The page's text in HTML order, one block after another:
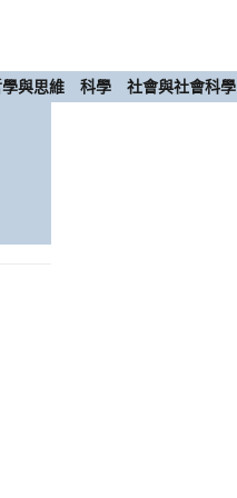
與思維 科學 社會與社會科學